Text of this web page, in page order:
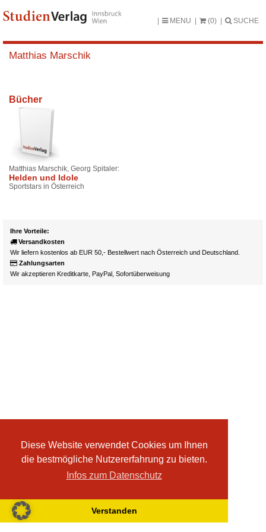
Diese Website verwendet Cookies um Ihnen
die bestmögliche Nutzererfahrung zu bieten.
Infos zum Datenschutz
Verstanden
MENU (0) SUCHE
Matthias Marschik
Bücher
Matthias Marschik, Georg Spitaler:
Helden und Idole
Sportstars in Österreich
Ihre Vorteile:
Versandkosten
Wir liefern kostenlos ab EUR 50,- Bestellwert nach Österreich und Deutschland.
Zahlungsarten
Wir akzeptieren Kreditkarte, PayPal, Sofortüberweisung